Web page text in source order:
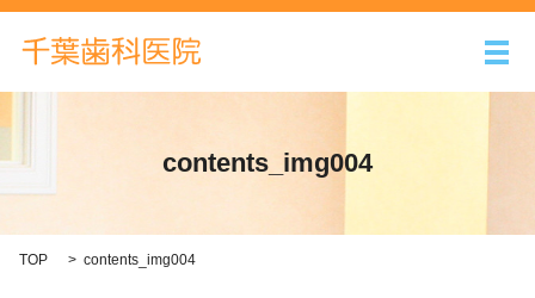
メ
contents_img004
TOP contents_img004